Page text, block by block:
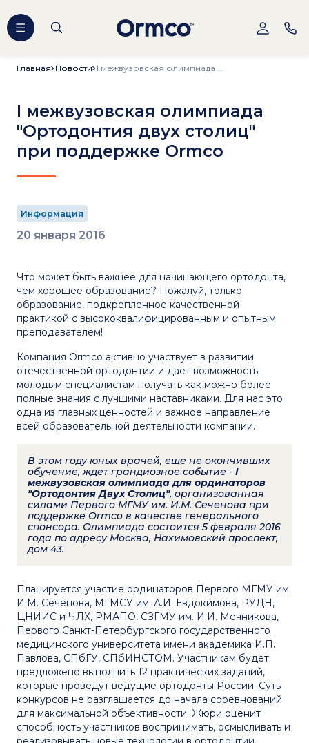
Главная
Главная Новости
Новости I межвузовская олимпиада ...
I межвузовская олимпиада
"Ортодонтия двух столиц"
при поддержке Ormco
Информация
20 января 2016
Что может быть важнее для начинающего ортодонта,
чем хорошее образование? Пожалуй, только
образование, подкрепленное качественной
практикой с высококвалифицированным и опытным
преподавателем!
Компания Ormco активно участвует в развитии
отечественной ортодонтии и дает возможность
молодым специалистам получать как можно более
полные знания с лучшими наставниками. Для нас это
одна из главных ценностей и важное направление
всей образовательной деятельности компании.
В этом году юных врачей, еще не окончивших
обучение, ждет грандиозное событие - I
межвузовская олимпиада для ординаторов
"Ортодонтия Двух Столиц", организованная
силами Первого МГМУ им. И.М. Сеченова при
поддержке Ormco в качестве генерального
спонсора. Олимпиада состоится 5 февраля 2016
года по адресу Москва, Нахимовский проспект,
дом 43.
Планируется участие ординаторов Первого МГМУ им.
И.М. Сеченова, МГМСУ им. А.И. Евдокимова, РУДН,
ЦНИИС и ЧЛХ, РМАПО, СЗГМУ им. И.И. Мечникова,
Первого Санкт-Петербургского государственного
медицинского университета имени академика И.П.
Павлова, СПбГУ, СПбИНСТОМ. Участникам будет
предложено выполнить 12 практических заданий,
которые проведут ведущие ортодонты России. Суть
конкурсов не разглашается до начала соревнований
для максимальной объективности. Жюри оценит
способность участников воспринимать, осмысливать и